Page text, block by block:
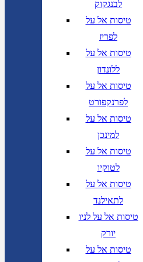
לבנגקוק
טיסות אל על
לפריז
טיסות אל על
ללונדון
טיסות אל על
לפרנקפורט
טיסות אל על
למינכן
טיסות אל על
לטוקיו
טיסות אל על
לתאילנד
טיסות אל על לניו
יורק
טיסות אל על